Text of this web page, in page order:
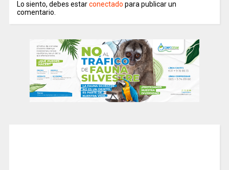
Lo siento, debes estarconectado para publicar un
comentario.